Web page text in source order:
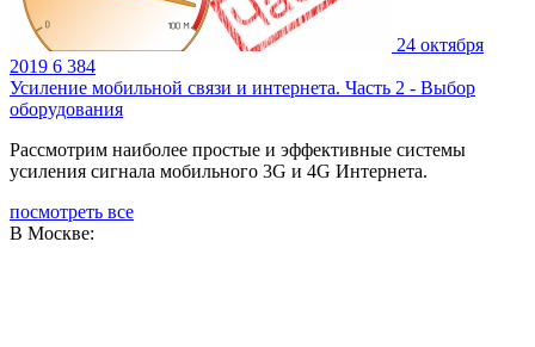
24 октября
2019 6 384
Усиление мобильной связи и интернета. Часть 2 - Выбор
оборудования
Рассмотрим наиболее простые и эффективные системы
усиления сигнала мобильного 3G и 4G Интернета.
посмотреть все
В Москве: